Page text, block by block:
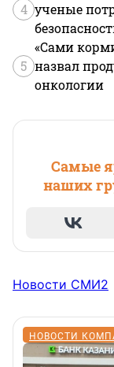
4 ученые
5
«Сами
назвал
онкологии
Самые
наших
Новости СМИ2
НОВОСТИ